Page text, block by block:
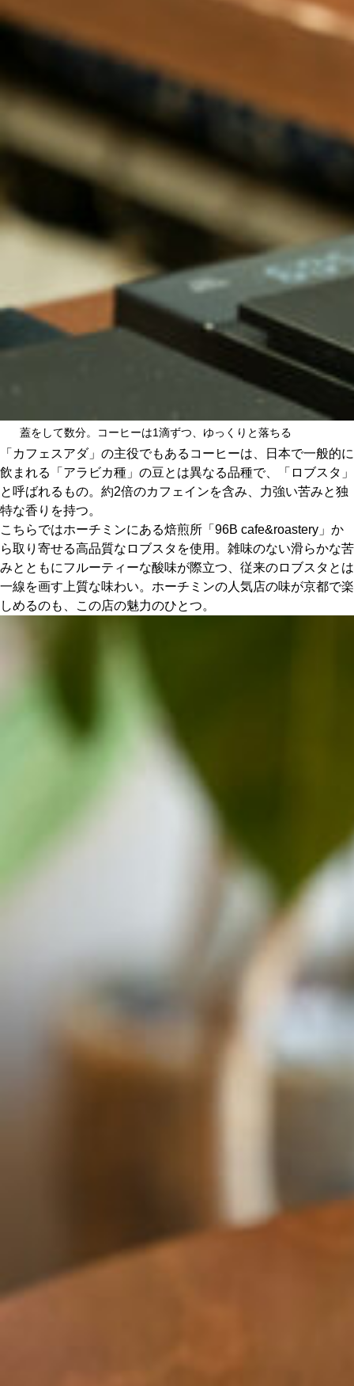
蓋をして数分。コーヒーは1滴ずつ、ゆっくりと落ちる
「カフェスアダ」の主役でもあるコーヒーは、日本で一般的に
飲まれる「アラビカ種」の豆とは異なる品種で、「ロブスタ」
と呼ばれるもの。約2倍のカフェインを含み、力強い苦みと独
特な香りを持つ。
こちらではホーチミンにある焙煎所「96B cafe&roastery」か
ら取り寄せる高品質なロブスタを使用。雑味のない滑らかな苦
みとともにフルーティーな酸味が際立つ、従来のロブスタとは
一線を画す上質な味わい。ホーチミンの人気店の味が京都で楽
しめるのも、この店の魅力のひとつ。